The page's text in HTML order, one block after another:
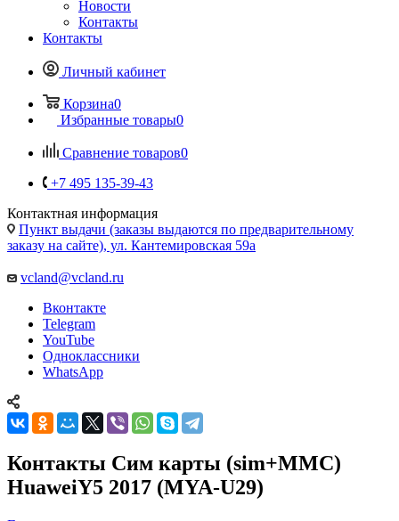
Контакты
Личный кабинет
Корзина0
Сравнение товаров0
+7 495 135-39-43
Контактная информация
заказу на сайте), ул. Кантемировская 59а
vcland@vcland.ru
Вконтакте
YouTube
Одноклассники
WhatsApp
Контакты Cим карты (sim+MMC)
HuaweiY5 2017 (MYA-U29)
Главная